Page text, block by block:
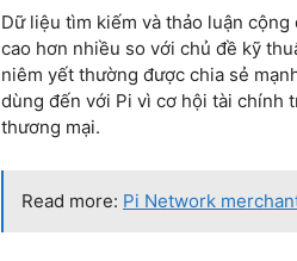
Dữ liệu tìm kiếm và thảo luận
cao hơn nhiều so với chủ đề kỹ
niêm yết thường được chia sẻ
dùng đến với Pi vì cơ hội tài chính
thương mại.
Read more: Pi Network